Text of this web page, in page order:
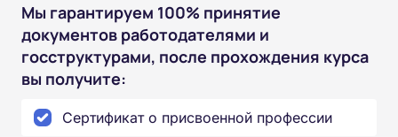
Мы гарантируем 100% принятие
документов работодателями и
госструктурами, после прохождения курса
вы получите:
Сертификат о присвоенной профессии